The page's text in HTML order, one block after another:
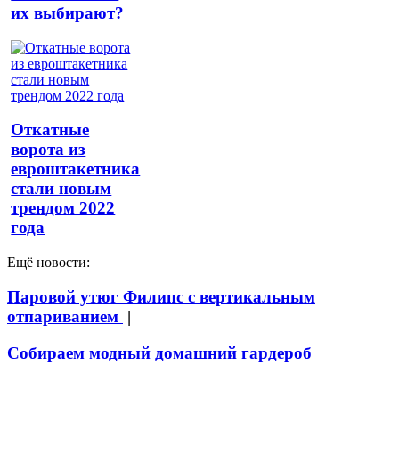
их выбирают?
Откатные
ворота из
евроштакетника
стали новым
трендом 2022
года
Ещё новости:
Паровой утюг Филипс с вертикальным
отпариванием |
Собираем модный домашний гардероб